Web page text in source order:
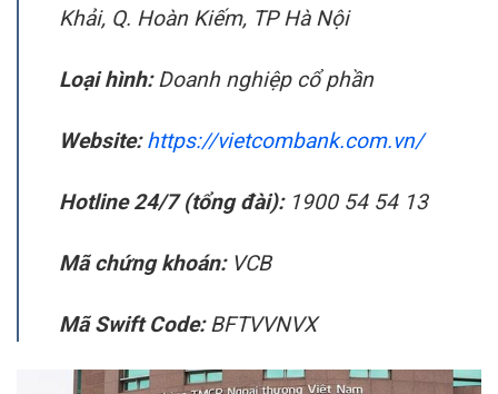
Khải, Q. Hoàn Kiếm, TP Hà Nội
Loại hình:Doanh nghiệp cổ phần
Website: https://vietcombank.com.vn/
Hotline 24/7 (tổng đài):1900 54 54 13
Mã chứng khoán: VCB
Mã Swift Code:BFTVVNVX